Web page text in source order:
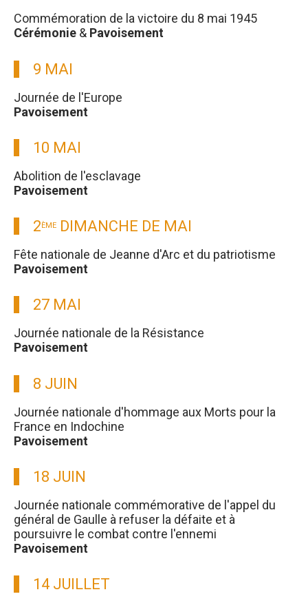
Commémoration de la victoire du 8 mai 1945
Cérémonie & Pavoisement
9 MAI
Journée de l'Europe
Pavoisement
10 MAI
Abolition de l'esclavage
Pavoisement
2ÈME DIMANCHE DE MAI
Fête nationale de Jeanne d'Arc et du patriotisme
Pavoisement
27 MAI
Journée nationale de la Résistance
Pavoisement
8 JUIN
Journée nationale d'hommage aux Morts pour la
France en Indochine
Pavoisement
18 JUIN
Journée nationale commémorative de l'appel du
général de Gaulle à refuser la défaite et à
poursuivre le combat contre l'ennemi
Pavoisement
14 JUILLET